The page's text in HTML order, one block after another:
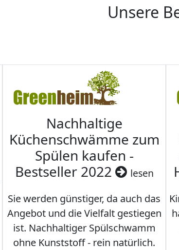
Unsere
Nachhaltige
Küchenschwämme zum
Spülen kaufen -
Bestseller 2022
lesen
Sie werden günstiger, da auch das
Angebot und die Vielfalt gestiegen
ist. Nachhaltiger Spülschwamm
ohne Kunststoff - rein natürlich.